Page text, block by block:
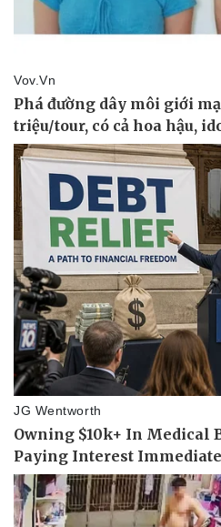
Pháp luật
Vụ án
Tin nóng
Tư vấn luật